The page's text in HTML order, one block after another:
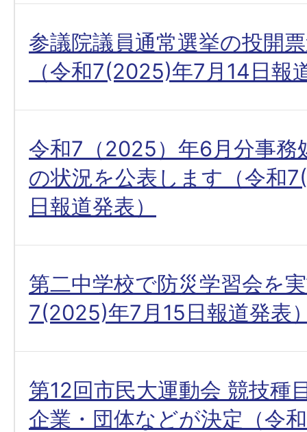
参議院議員通常選挙の投開
（令和7(2025)年7月14日報
令和7（2025）年6月分事務
の状況を公表します（令和
日報道発表）
第二中学校で防災学習会を
7(2025)年7月15日報道発表
第12回市民大運動会 競技種
企業・団体などが決定（令